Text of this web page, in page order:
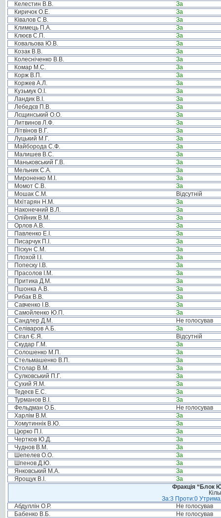
Келестин В.В.
За
Киричок О.Е.
За
Ківалов С.В.
За
Климець П.А.
За
Клюєв С.П.
За
Ковальова Ю.В.
За
Козак В.В.
За
Колесніченко В.В.
За
Комар М.С.
За
Корж В.П.
За
Коржев А.Л.
За
Кузьмук О.І.
За
Ландик В.І.
За
Лебедєв П.В.
За
Лєщинський О.О.
За
Литвинов Л.Ф.
За
Літвінов В.Г.
За
Луцький М.Г.
За
Майборода С.Ф.
За
Малишев В.С.
За
Маньковський Г.В.
За
Мельник С.А.
За
Мироненко М.І.
За
Момот С.В.
За
Мошак С.М.
Відсутній
Мхітарян Н.М.
За
Наконечний В.Л.
За
Олійник В.М.
За
Орлов А.В.
За
Павленко Е.І.
За
Писарчук П.І.
За
Піскун С.М.
За
Плохой І.І.
За
Попеску І.В.
За
Прасолов І.М.
За
Притика Д.М.
За
Пшонка А.В.
За
Рибак В.В.
За
Савченко І.В.
За
Самойленко Ю.П.
За
Сандлер Д.М.
Не голосував
Селіваров А.Б.
За
Сігал Є.Я.
Відсутній
Скудар Г.М.
За
Солошенко М.П.
За
Стельмашенко В.П.
За
Столар В.М.
За
Сулковський П.Г.
За
Сухий Я.М.
За
Тедеєв Е.С.
За
Турманов В.І.
За
Фельдман О.Б.
Не голосував
Харлім В.М.
За
Хомутиннік В.Ю.
За
Цюрко П.І.
За
Чертков Ю.Д.
За
Чуднов В.М.
За
Шепелев О.О.
За
Шпенов Д.Ю.
За
Янковський М.А.
За
Ярощук В.І.
За
Фракція “Блок
За:3 Проти:0
Абдуллін О.Р.
Не голосував
Бабенко В.Б.
Не голосував